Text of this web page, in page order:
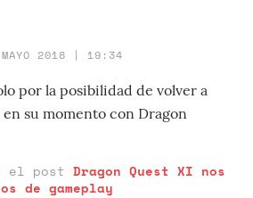
2018 | 19:34
por la posibilidad de volver a
su momento con Dragon
el post Dragon Quest XI nos
de gameplay